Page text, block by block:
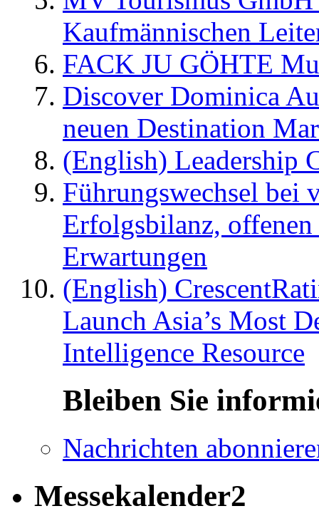
Kaufmännischen
FACK JU GÖHTE
Discover Dominica
neuen Destination
(English) Leadership
Führungswechsel bei
Erfolgsbilanz,
Erwartungen
(English)
Launch Asia’s Most
Intelligence Resource
Bleiben Sie
Nachrichten
Messekalender2